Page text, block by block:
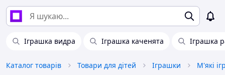
Іграшка видра Іграшка каченята Іграшка
Каталог товарів Товари для дітей Іграшки М'які